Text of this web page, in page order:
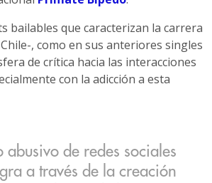
bailables que caracterizan la carrera
, como en sus anteriores singles
de crítica hacia las interacciones
con la adicción a esta
abusivo de redes sociales
a través de la creación